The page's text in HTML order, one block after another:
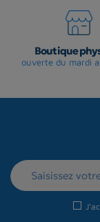
Boutique
ouverte du mardi